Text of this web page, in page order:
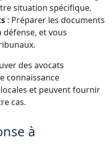
situation spécifique.
: Préparer les documents
défense, et vous
des avocats
connaissance
et peuvent fournir
cas.
à